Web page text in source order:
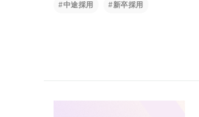
#中途採用 #新卒採用